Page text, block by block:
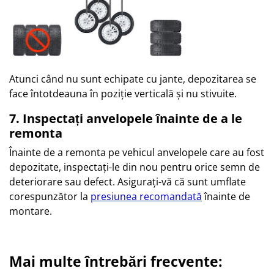
Atunci când nu sunt echipate cu jante, depozitarea se
face întotdeauna în poziție verticală și nu stivuite.
7. Inspectați anvelopele înainte de a le
remonta
Înainte de a remonta pe vehicul anvelopele care au fost
depozitate, inspectați-le din nou pentru orice semn de
deteriorare sau defect. Asigurați-vă că sunt umflate
corespunzător la presiunea recomandată înainte de
montare.
Mai multe întrebări frecvente: